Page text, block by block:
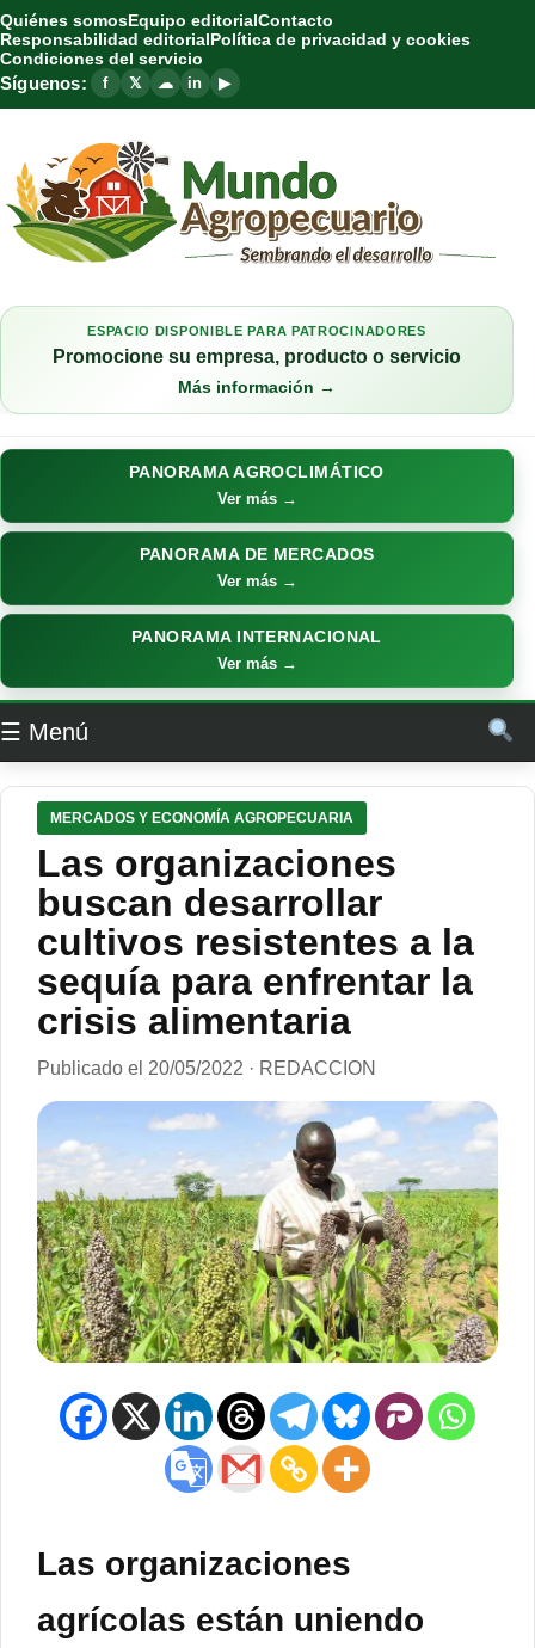
Quiénes somosEquipo editorialContacto
Responsabilidad editorialPolítica de privacidad y cookies
Condiciones del servicio
Síguenos: f 𝕏 ☁ in ▶
ESPACIO DISPONIBLE PARA PATROCINADORES
Promocione su empresa, producto o servicio
Más información →
PANORAMA AGROCLIMÁTICO
Ver más →
PANORAMA DE MERCADOS
Ver más →
PANORAMA INTERNACIONAL
Ver más →
☰ Menú
MERCADOS Y ECONOMÍA AGROPECUARIA
Las organizaciones
buscan desarrollar
cultivos resistentes a la
sequía para enfrentar la
crisis alimentaria
Publicado el 20/05/2022 · REDACCION
Las organizaciones
agrícolas están uniendo